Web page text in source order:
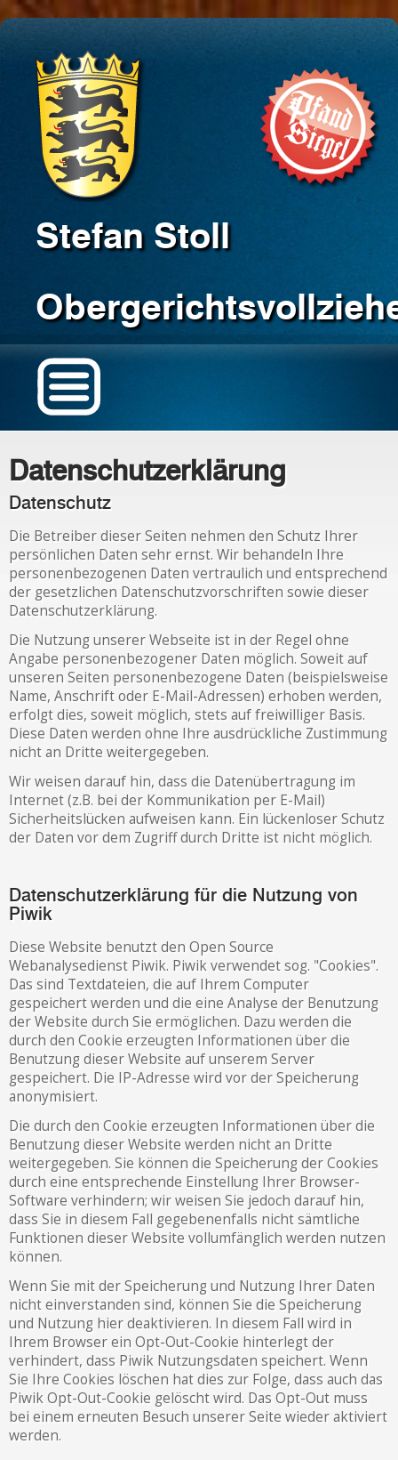
Stefan Stoll
Datenschutzerklärung
Datenschutz
Die Betreiber dieser Seiten nehmen den Schutz Ihrer
persönlichen Daten sehr ernst. Wir behandeln Ihre
personenbezogenen Daten vertraulich und entsprechend
der gesetzlichen Datenschutzvorschriften sowie dieser
Datenschutzerklärung.
Die Nutzung unserer Webseite ist in der Regel ohne
Angabe personenbezogener Daten möglich. Soweit auf
unseren Seiten personenbezogene Daten (beispielsweise
Name, Anschrift oder E-Mail-Adressen) erhoben werden,
erfolgt dies, soweit möglich, stets auf freiwilliger Basis.
Diese Daten werden ohne Ihre ausdrückliche Zustimmung
nicht an Dritte weitergegeben.
Wir weisen darauf hin, dass die Datenübertragung im
Internet (z.B. bei der Kommunikation per E-Mail)
Sicherheitslücken aufweisen kann. Ein lückenloser Schutz
der Daten vor dem Zugriff durch Dritte ist nicht möglich.
Datenschutzerklärung für die Nutzung von
Piwik
Diese Website benutzt den Open Source
Webanalysedienst Piwik. Piwik verwendet sog. "Cookies".
Das sind Textdateien, die auf Ihrem Computer
gespeichert werden und die eine Analyse der Benutzung
der Website durch Sie ermöglichen. Dazu werden die
durch den Cookie erzeugten Informationen über die
Benutzung dieser Website auf unserem Server
gespeichert. Die IP-Adresse wird vor der Speicherung
anonymisiert.
Die durch den Cookie erzeugten Informationen über die
Benutzung dieser Website werden nicht an Dritte
weitergegeben. Sie können die Speicherung der Cookies
durch eine entsprechende Einstellung Ihrer Browser-
Software verhindern; wir weisen Sie jedoch darauf hin,
dass Sie in diesem Fall gegebenenfalls nicht sämtliche
Funktionen dieser Website vollumfänglich werden nutzen
können.
Wenn Sie mit der Speicherung und Nutzung Ihrer Daten
nicht einverstanden sind, können Sie die Speicherung
und Nutzung hier deaktivieren. In diesem Fall wird in
Ihrem Browser ein Opt-Out-Cookie hinterlegt der
verhindert, dass Piwik Nutzungsdaten speichert. Wenn
Sie Ihre Cookies löschen hat dies zur Folge, dass auch das
Piwik Opt-Out-Cookie gelöscht wird. Das Opt-Out muss
bei einem erneuten Besuch unserer Seite wieder aktiviert
werden.